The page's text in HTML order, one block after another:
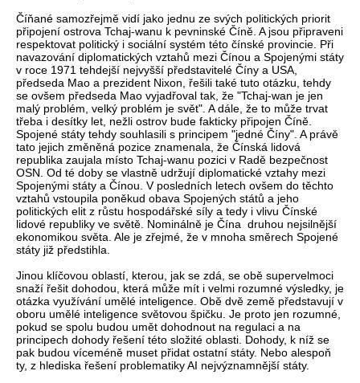
Číňané samozřejmě vidí jako jednu ze svých politických priorit
připojení ostrova Tchaj-wanu k pevninské Číně. A jsou připraveni
respektovat politický i sociální systém této čínské provincie. Při
navazování diplomatických vztahů mezi Čínou a Spojenými státy
v roce 1971 tehdejší nejvyšší představitelé Číny a USA,
předseda Mao a prezident Nixon, řešili také tuto otázku, tehdy
se ovšem předseda Mao vyjadřoval tak, že "Tchaj-wan je jen
malý problém, velký problém je svět". A dále, že to může trvat
třeba i desítky let, nežli ostrov bude fakticky připojen Číně.
Spojené státy tehdy souhlasili s principem "jedné Číny". A právě
tato jejich změněná pozice znamenala, že Čínská lidová
republika zaujala místo Tchaj-wanu pozici v Radě bezpečnost
OSN. Od té doby se vlastně udržují diplomatické vztahy mezi
Spojenými státy a Čínou. V posledních letech ovšem do těchto
vztahů vstoupila poněkud obava Spojených států a jeho
politických elit z růstu hospodářské síly a tedy i vlivu Čínské
lidové republiky ve světě. Nominálně je Čína druhou nejsilnější
ekonomikou světa. Ale je zřejmé, že v mnoha směrech Spojené
státy již předstihla.
Jinou klíčovou oblastí, kterou, jak se zdá, se obě supervelmoci
snaží řešit dohodou, která může mít i velmi rozumné výsledky, je
otázka využívání umělé inteligence. Obě dvě země představují v
oboru umělé inteligence světovou špičku. Je proto jen rozumné,
pokud se spolu budou umět dohodnout na regulaci a na
principech dohody řešení této složité oblasti. Dohody, k níž se
pak budou víceméně muset přidat ostatní státy. Nebo alespoň
ty, z hlediska řešení problematiky AI nejvýznamnější státy.